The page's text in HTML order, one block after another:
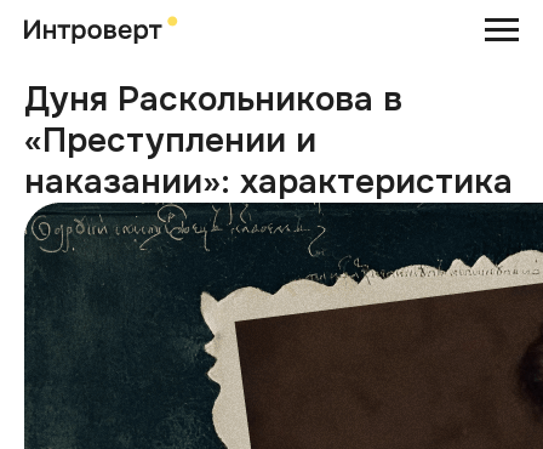
Дуня Раскольникова в
«Преступлении и
наказании»: характеристика